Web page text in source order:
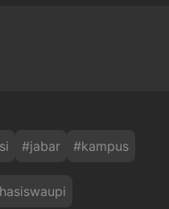
#jabar #kampus